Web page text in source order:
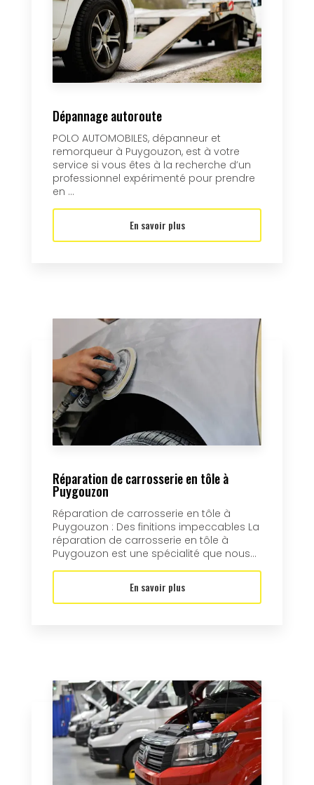
Dépannage autoroute
POLO AUTOMOBILES, dépanneur et
remorqueur à Puygouzon, est à votre
service si vous êtes à la recherche d’un
professionnel expérimenté pour prendre
en ...
En savoir plus
Réparation de carrosserie en tôle à
Puygouzon
Réparation de carrosserie en tôle à
Puygouzon : Des finitions impeccables La
réparation de carrosserie en tôle à
Puygouzon est une spécialité que nous...
En savoir plus